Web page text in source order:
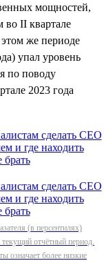
мощностей,
во II квартале
этом же периоде
упал уровень
по поводу
2023 года
(в персентилях)
отчётный период.
означает более низкие